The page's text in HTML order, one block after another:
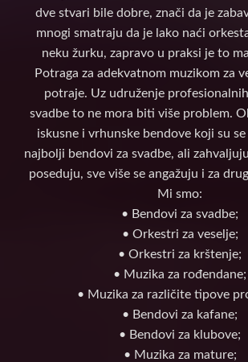
dve stvari bile dobre, znači da je
mnogi smatraju da je lako naći
neku žurku, zapravo u praksi je to
Potraga za adekvatnom muzikom za
potraje. Uz udruženje
svadbe to ne mora biti više problem.
iskusne i vrhunske bendove koji su
najbolji bendovi za svadbe, ali
poseduju, sve više se angažuju i za
Mi smo:
• Bendovi za svadbe;
• Orkestri za veselje;
• Orkestri za krštenje;
• Muzika za rođendane;
• Muzika za različite tipove
• Bendovi za kafane;
• Bendovi za klubove;
• Muzika za mature;